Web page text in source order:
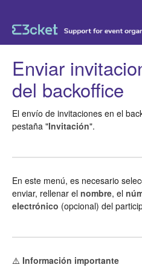
Enviar
del backoffice
El envío de invitaciones en el
pestaña "Invitación".
En este menú, es necesario
enviar, rellenar el nombre, el
electrónico (opcional) del
⚠️ Información importante